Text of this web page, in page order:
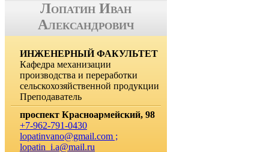
Лопатин Иван
Александрович
ИНЖЕНЕРНЫЙ ФАКУЛЬТЕТ
Кафедра механизации
производства и переработки
сельскохозяйственной продукции
Преподаватель
проспект Красноармейский, 98
+7-962-791-0430
lopatinvano@gmail.com ;
lopatin_i.a@mail.ru